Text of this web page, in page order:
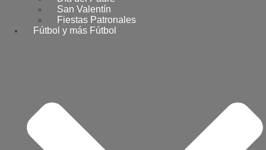
San Valentín
Fiestas Patronales
Fútbol y más Fútbol